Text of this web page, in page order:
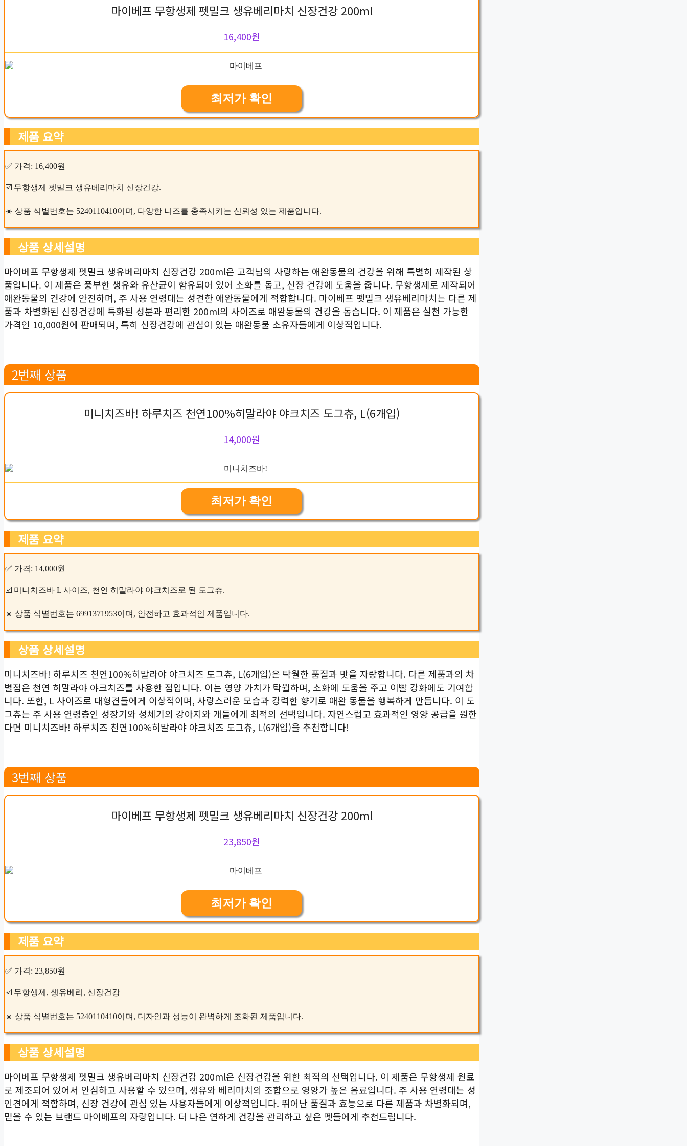
마이베프 무항생제 펫밀크 생유베리마치 신장건강 200ml
16,400원
최저가 확인
제품 요약
✅ 가격: 16,400원
☑️ 무항생제 펫밀크 생유베리마치 신장건강.
☀️ 상품 식별번호는 5240110410이며, 다양한 니즈를 충족시키는 신뢰성 있는 제품입니다.
상품 상세설명
마이베프 무항생제 펫밀크 생유베리마치 신장건강 200ml은 고객님의 사랑하는 애완동물의 건강을 위해 특별히 제작된 상
품입니다. 이 제품은 풍부한 생유와 유산균이 함유되어 있어 소화를 돕고, 신장 건강에 도움을 줍니다. 무항생제로 제작되어
애완동물의 건강에 안전하며, 주 사용 연령대는 성견한 애완동물에게 적합합니다. 마이베프 펫밀크 생유베리마치는 다른 제
품과 차별화된 신장건강에 특화된 성분과 편리한 200ml의 사이즈로 애완동물의 건강을 돕습니다. 이 제품은 실천 가능한
가격인 10,000원에 판매되며, 특히 신장건강에 관심이 있는 애완동물 소유자들에게 이상적입니다.
2번째 상품
미니치즈바! 하루치즈 천연100%히말라야 야크치즈 도그츄, L(6개입)
14,000원
최저가 확인
제품 요약
✅ 가격: 14,000원
☑️ 미니치즈바 L 사이즈, 천연 히말라야 야크치즈로 된 도그츄.
☀️ 상품 식별번호는 6991371953이며, 안전하고 효과적인 제품입니다.
상품 상세설명
미니치즈바! 하루치즈 천연100%히말라야 야크치즈 도그츄, L(6개입)은 탁월한 품질과 맛을 자랑합니다. 다른 제품과의 차
별점은 천연 히말라야 야크치즈를 사용한 점입니다. 이는 영양 가치가 탁월하며, 소화에 도움을 주고 이빨 강화에도 기여합
니다. 또한, L 사이즈로 대형견들에게 이상적이며, 사랑스러운 모습과 강력한 향기로 애완 동물을 행복하게 만듭니다. 이 도
그츄는 주 사용 연령층인 성장기와 성체기의 강아지와 개들에게 최적의 선택입니다. 자연스럽고 효과적인 영양 공급을 원한
다면 미니치즈바! 하루치즈 천연100%히말라야 야크치즈 도그츄, L(6개입)을 추천합니다!
3번째 상품
마이베프 무항생제 펫밀크 생유베리마치 신장건강 200ml
23,850원
최저가 확인
제품 요약
✅ 가격: 23,850원
☑️ 무항생제, 생유베리, 신장건강
☀️ 상품 식별번호는 5240110410이며, 디자인과 성능이 완벽하게 조화된 제품입니다.
상품 상세설명
마이베프 무항생제 펫밀크 생유베리마치 신장건강 200ml은 신장건강을 위한 최적의 선택입니다. 이 제품은 무항생제 원료
로 제조되어 있어서 안심하고 사용할 수 있으며, 생유와 베리마치의 조합으로 영양가 높은 음료입니다. 주 사용 연령대는 성
인견에게 적합하며, 신장 건강에 관심 있는 사용자들에게 이상적입니다. 뛰어난 품질과 효능으로 다른 제품과 차별화되며,
믿을 수 있는 브랜드 마이베프의 자랑입니다. 더 나은 연하게 건강을 관리하고 싶은 펫들에게 추천드립니다.